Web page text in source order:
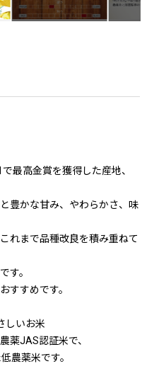
最高金賞を獲得した産地、
豊かな甘み、やわらかさ、味
れまで品種改良を積み重ねて
す。
すすめです。
しいお米
薬JAS認証米で、
農薬米です。